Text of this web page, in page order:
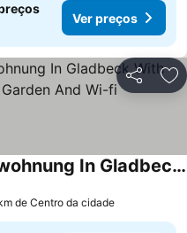
Ver preços
Partilhar
Apartment Maisonette-wohnung In Gladbeck With Shared Pool, Shared Garden And Wi-fi
de Centro da cidade